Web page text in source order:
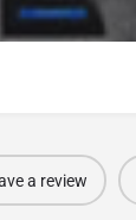
a review